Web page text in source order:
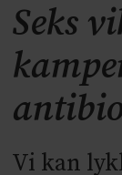
Seks
Vi kan